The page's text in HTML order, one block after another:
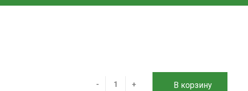
пер., 17А, микрорайон
- + В корзину